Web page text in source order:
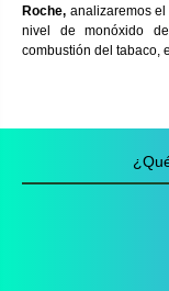
Roche, analizaremos
nivel de monóxido
combustión del tabaco,